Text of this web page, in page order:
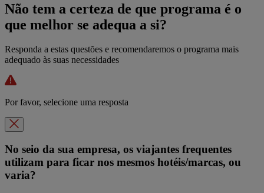
Não tem a certeza de que programa é o
que melhor se adequa a si?
Responda a estas questões e recomendaremos o programa mais
adequado às suas necessidades
Por favor, selecione uma resposta
No seio da sua empresa, os viajantes frequentes
utilizam para ficar nos mesmos hotéis/marcas, ou
varia?